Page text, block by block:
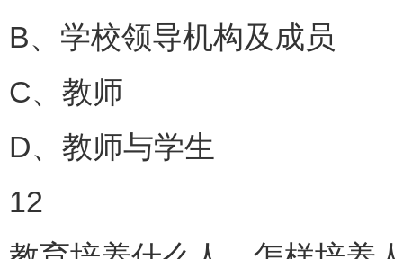
B、学校领导机构及成员
C、教师
D、教师与学生
12